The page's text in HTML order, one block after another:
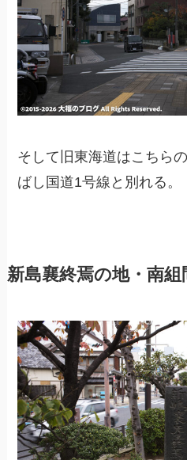
そして旧東海道はこちら
ばし国道1号線と別れる。
新島襄終焉の地・南組